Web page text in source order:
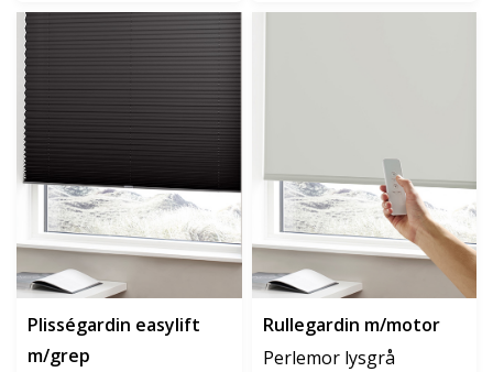
Plisségardin easylift
m/grep
Rullegardin m/motor
Perlemor lysgrå